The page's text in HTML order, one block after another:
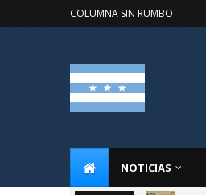
COLUMNA SIN RUMBO
NOTICIAS